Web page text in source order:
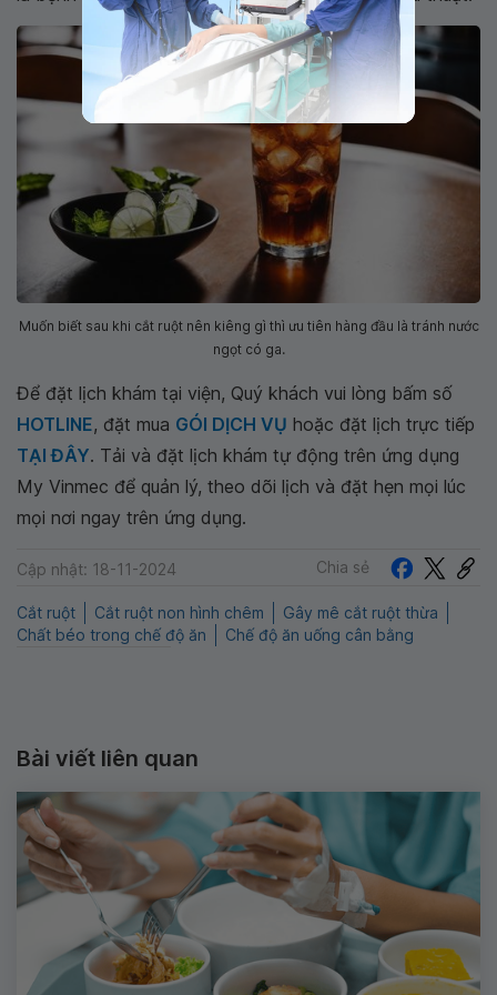
Muốn biết sau khi cắt ruột nên kiêng gì thì ưu tiên hàng đầu là tránh nước
ngọt có ga.
Để đặt lịch khám tại viện, Quý khách vui lòng bấm số
HOTLINE, đặt mua GÓI DỊCH VỤ hoặc đặt lịch trực tiếp
TẠI ĐÂY. Tải và đặt lịch khám tự động trên ứng dụng
My Vinmec để quản lý, theo dõi lịch và đặt hẹn mọi lúc
mọi nơi ngay trên ứng dụng.
Cập nhật: 18-11-2024 Chia sẻ
Cắt ruột Cắt ruột non hình chêm
Gây mê cắt ruột thừa
Chất béo trong chế độ ăn
Chế độ ăn uống cân bằng
Bài viết liên quan